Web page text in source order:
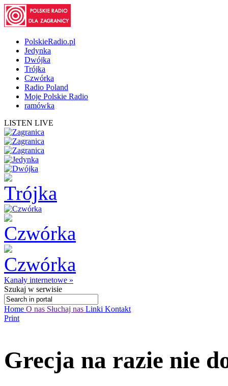
PolskieRadio.pl
Jedynka
Dwójka
Trójka
Czwórka
Radio Poland
Moje Polskie Radio
ramówka
LISTEN LIVE
Kanały internetowe »
Szukaj w serwisie
Home O nas Słuchaj nas Linki Kontakt
Print
Grecja na razie nie